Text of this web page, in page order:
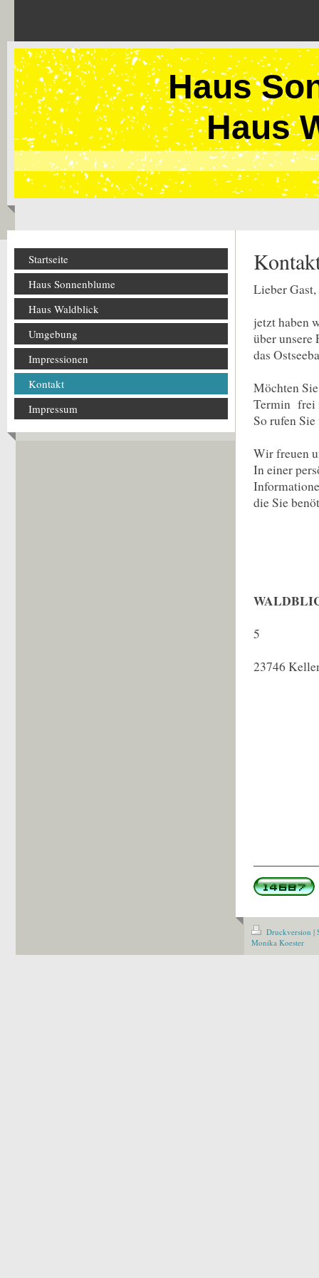
Haus
Haus
Lieber Gast,
jetzt haben
über unsere
das
Möchten
Termin frei
So rufen
Wir freuen
In einer
die Sie
5
23746
Startseite
Haus Sonnenblume
Haus Waldblick
Umgebung
Impressionen
Kontakt
Impressum
Druckversion |
Monika Koester